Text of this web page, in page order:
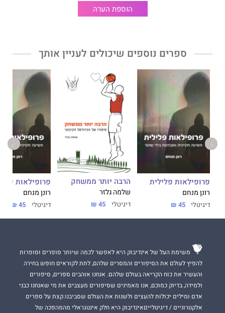
הוספת הערה
ספרים נוספים שיכולים לעניין אותך
פרופילאות פלילית
רונן מנחם
דיגיטלי 45 ₪
הרבה יותר ממשחק
שלמה גלזר
דיגיטלי 45 ₪
פרופילאות
רונן מנחם
דיגיטלי 45 ₪
משימת העל של אינדיבוק היא לאפשר לכמה שיותר סופרים וסופרות
להפיץ לעולם את הסיפורים והמסרים שלהם, לתת לקוראים חופש בחירה
והעשיר את כוח הקריאה בעולם שלהם. אנחנו אוהבים ספרים, סיפורים
ולמידה, בדיוק כמוכם, אנו מאמינים שסיפורים מעצבים את מי שאנחנו כבני
אדם ומילים יכולות להעצים ולשנות את העולם שסביבנו.קצת על ספרים
אלקטרוניים / דיגיטלייםאינדיבוק היא חלק אינטגראלי מהמהפכה של